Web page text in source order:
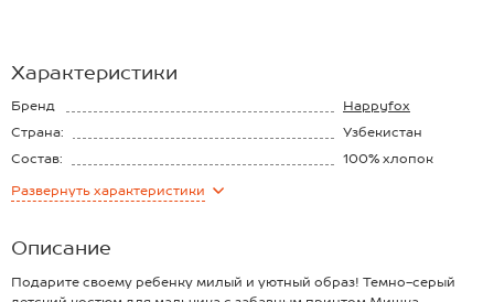
Характеристики
Бренд
Happyfox
Страна:
Узбекистан
Состав:
100% хлопок
Материал:
Развернуть характеристики
Описание
Подарите своему ребенку милый и уютный образ! Темно-серый